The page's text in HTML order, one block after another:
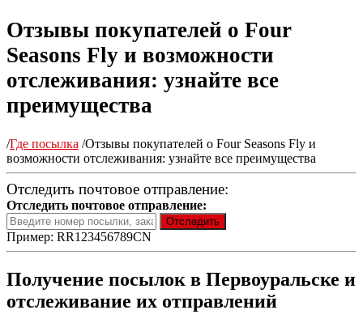
Отзывы покупателей о Four
Seasons Fly и возможности
отслеживания: узнайте все
преимущества
/Где посылка /Отзывы покупателей о Four Seasons Fly и
возможности отслеживания: узнайте все преимущества
Отследить почтовое отправление:
Отследить почтовое отправление:
Пример: RR123456789CN
Получение посылок в Первоуральске и
отслеживание их отправлений